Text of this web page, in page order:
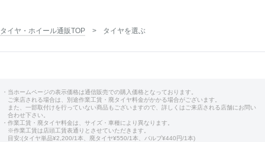
タイヤ・ホイール通販TOP タイヤを選ぶ
・当ホームページの表示価格は通信販売での購入価格となっております。
ご来店される場合は、別途作業工賃・廃タイヤ料金がかかる場合がございます。
また、一部取付けを行っていない商品もございますので、詳しくはご来店される店舗にお問い
合わせ下さい。
・作業工賃・廃タイヤ料金は、サイズ・車種により異なります。
※作業工賃は店頭工賃表通りとさせていただきます。
目安:(タイヤ単品¥2,200/1本、廃タイヤ¥550/1本、バルブ¥440円/1本)